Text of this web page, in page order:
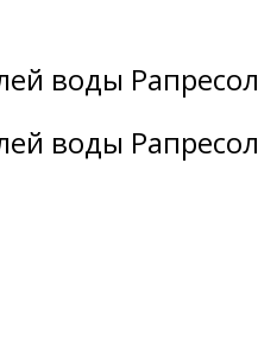
воды Рапресол
воды Рапресол